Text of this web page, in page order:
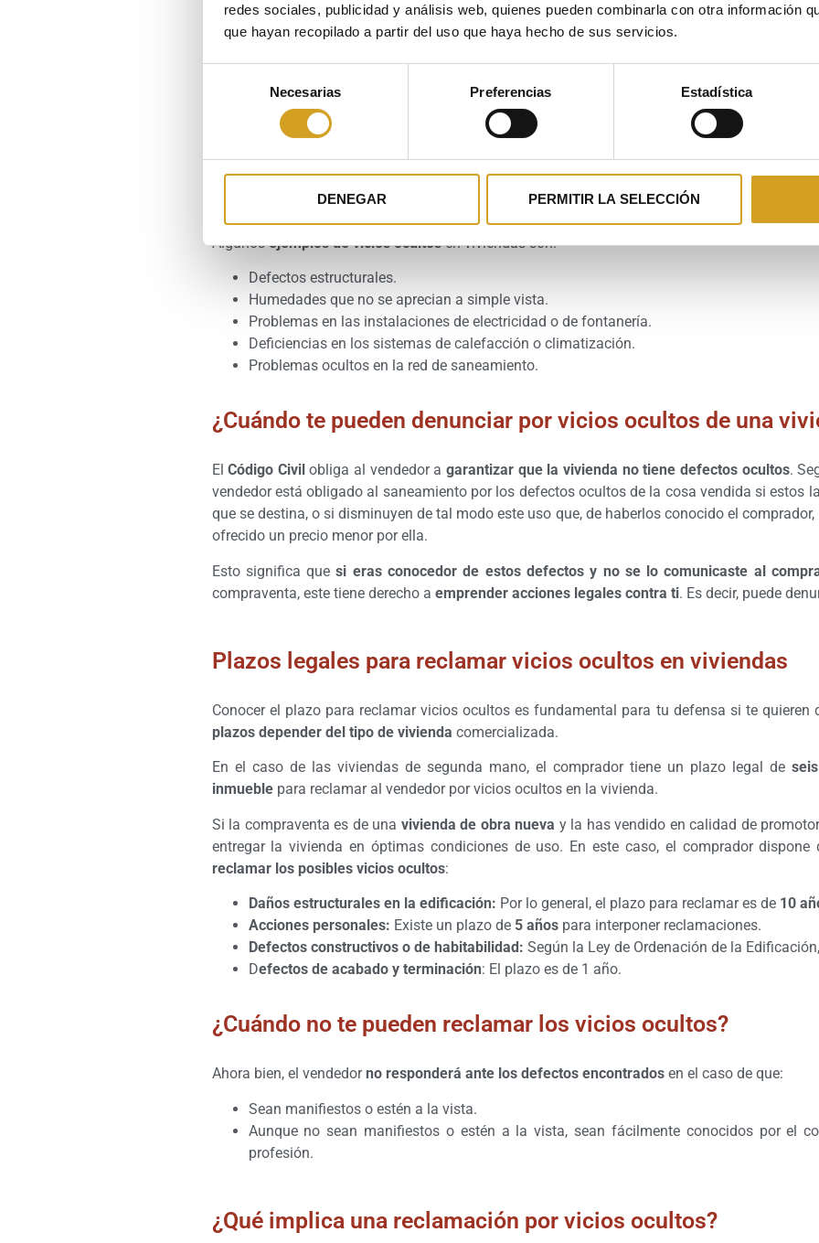
redes sociales, publicidad y análisis web, quienes pueden combinarla con otra información
que hayan recopilado a partir del uso que haya hecho de sus servicios.
consentimiento
Necesarias Preferencias Estadística
DENEGAR PERMITIR LA SELECCIÓN
Los vicios ocultos sondefectos del inmuebleque no se ven a simple vista y queel
adquisición. Para que se consideren vicios ocultos, estos defectos deben cumplir cuatro
Existir previamente al momento de la venta.
No haber sido comunicados por el vendedor antes de la transacción
Dificultar o impedir gravemente el uso normal de la vivienda.
Ejemplos de vicios ocultos
Algunosejemplos de vicios ocultosen viviendas son:
Defectos estructurales.
Humedades que no se aprecian a simple vista.
Problemas en las instalaciones de electricidad o de fontanería.
Deficiencias en los sistemas de calefacción o climatización.
Problemas ocultos en la red de saneamiento.
¿Cuándo te pueden denunciar por vicios ocultos de una
ElCódigo Civil obliga al vendedor agarantizar que la vivienda no tiene defectos ocultos.
vendedor está obligado al saneamiento por los defectos ocultos de la cosa vendida si estos
que se destina, o si disminuyen de tal modo este uso que, de haberlos conocido el
ofrecido un precio menor por ella.
Esto significa quesi eras conocedor de estos defectos y no se lo comunicaste al
compraventa, este tiene derecho a emprender acciones legales contra ti. Es decir, puede
Plazos legales para reclamar vicios ocultos en viviendas
Conocer el plazo para reclamar vicios ocultos es fundamental para tu defensa si te
plazos depender del tipo de vivienda comercializada.
En el caso de las viviendas de segunda mano, el comprador tiene un plazo legal de
inmueblepara reclamar al vendedor por vicios ocultos en la vivienda.
Si la compraventa es de una vivienda de obra nueva y la has vendido en calidad de
entregar la vivienda en óptimas condiciones de uso. En este caso, el comprador
reclamar los posibles vicios ocultos:
Daños estructurales en la edificación: Por lo general, el plazo para reclamar es de 10
Acciones personales: Existe un plazo de 5 añospara interponer reclamaciones.
Defectos constructivos o de habitabilidad: Según la Ley de Ordenación de la
Defectos de acabado y terminación: El plazo es de 1 año.
¿Cuándo no te pueden reclamar los vicios ocultos?
Ahora bien, el vendedorno responderá ante los defectos encontradosen el caso de que:
Sean manifiestos o estén a la vista.
Aunque no sean manifiestos o estén a la vista, sean fácilmente conocidos por el
profesión.
¿Qué implica una reclamación por vicios ocultos?